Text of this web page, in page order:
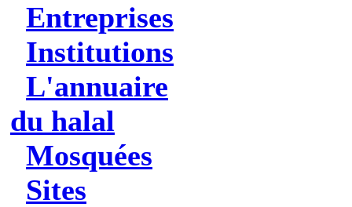
Entreprises
Institutions
L'annuaire
du halal
Mosquées
Sites